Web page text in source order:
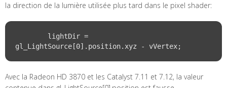
la direction de la lumière utilisée plus tard dans le pixel shader:
Avec la Radeon HD 3870 et les Catalyst 7.11 et 7.12, la valeur